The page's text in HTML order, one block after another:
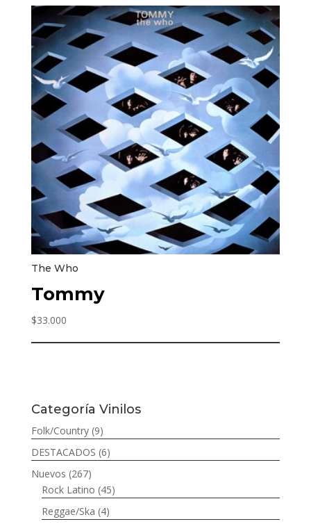
The Who
Tommy
$33.000
Categoría Vinilos
Folk/Country (9)
DESTACADOS (6)
Nuevos (267)
Rock Latino (45)
Reggae/Ska (4)